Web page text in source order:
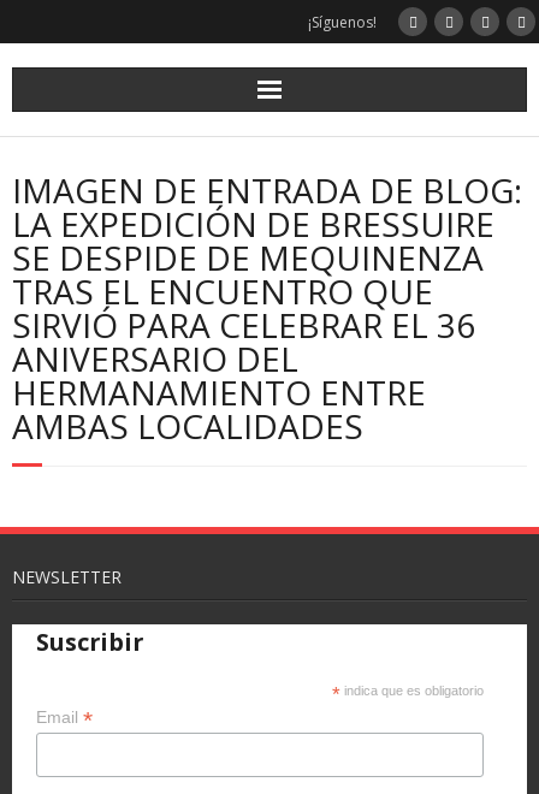
¡Síguenos!
IMAGEN DE ENTRADA DE BLOG:
LA EXPEDICIÓN DE BRESSUIRE
SE DESPIDE DE MEQUINENZA
TRAS EL ENCUENTRO QUE
SIRVIÓ PARA CELEBRAR EL 36
ANIVERSARIO DEL
HERMANAMIENTO ENTRE
AMBAS LOCALIDADES
NEWSLETTER
Suscribir
* indica que es obligatorio
Email *